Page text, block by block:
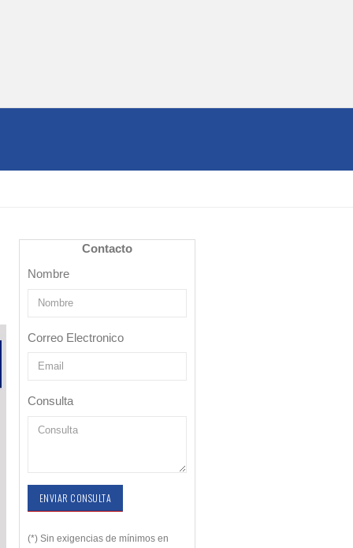
Contacto
Nombre
Correo Electronico
Consulta
ENVIAR CONSULTA
(*) Sin exigencias de mínimos en